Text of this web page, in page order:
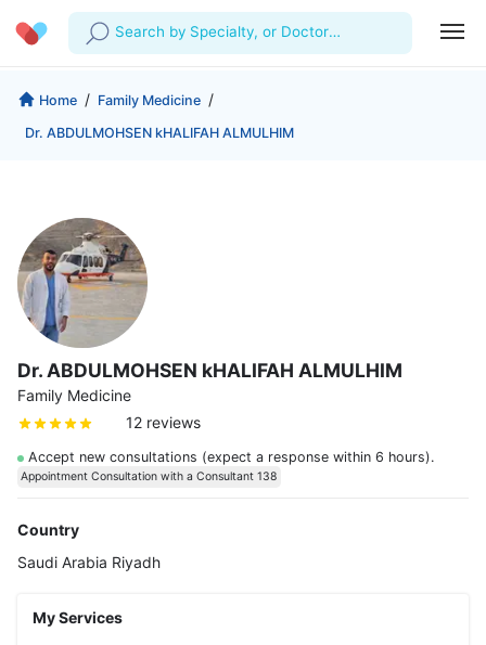
Search by Specialty, or Doctor
Profile
My Consults
Lab Tests
Favourites
Log Out
Company
Medical Articles
Home / Family Medicine /
Dr. ABDULMOHSEN kHALIFAH ALMULHIM
Dr. ABDULMOHSEN kHALIFAH ALMULHIM
Family Medicine
12 reviews
Accept new consultations (expect a response within 6 hours).
Appointment Consultation with a Consultant 138
Country
Saudi Arabia Riyadh
My Services